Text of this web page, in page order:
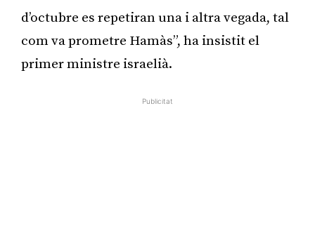
d’octubre es repetiran una i altra vegada, tal
com va prometre Hamàs”, ha insistit el
primer ministre israelià.
Publicitat